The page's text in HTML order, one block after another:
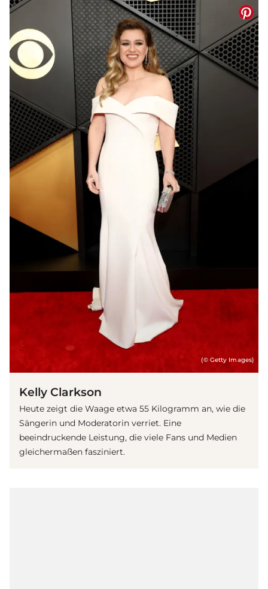
(© Getty Images)
Kelly Clarkson
Heute zeigt die Waage etwa 55 Kilogramm an, wie die
Sängerin und Moderatorin verriet. Eine
beeindruckende Leistung, die viele Fans und Medien
gleichermaßen fasziniert.